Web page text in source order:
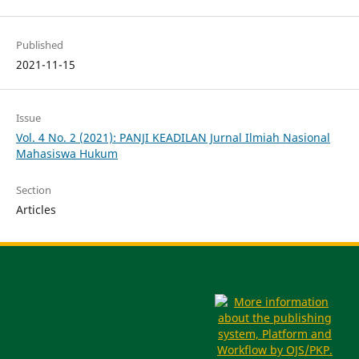
Published
2021-11-15
Issue
Vol. 4 No. 2 (2021): PANJI KEADILAN Jurnal Ilmiah Nasional
Mahasiswa Hukum
Section
Articles